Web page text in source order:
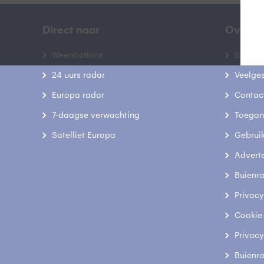
Direct naar
Weerstations
24 uurs radar
Europa radar
7-daagse verwachting
Satelliet Europa
Over